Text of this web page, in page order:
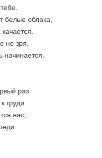
белые облака,
не зря,
раз
груди
нас,